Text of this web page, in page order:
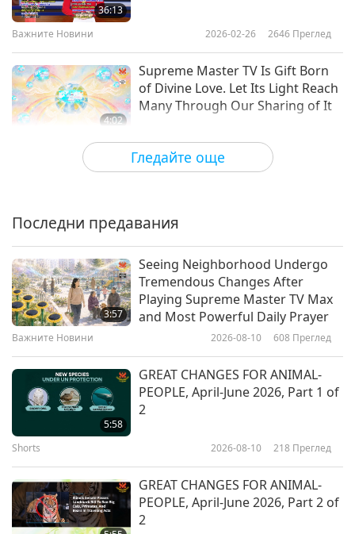
Гледайте още
36:13
Важните Новини 2026-02-26 2646 Преглед
4:02
Supreme Master TV Is Gift Born
of Divine Love. Let Its Light Reach
Many Through Our Sharing of It
Важните Новини 2026-02-25 3258
36:33
Humans Must Do Their Part and
Become Vegan, or Else the Planet
Will Not Be Fit to Live on Soon
Важните Новини
Важните Новини
Последни предавания
3:57
Seeing Neighborhood Undergo
Tremendous Changes After
Playing Supreme Master TV Max
and Most Powerful Daily Prayer
Важните Новини 2026-08-10 608 Преглед
5:58
GREAT CHANGES FOR ANIMAL-
PEOPLE, April-June 2026, Part 1 of
2
Shorts 2026-08-10 218 Преглед
GREAT CHANGES FOR ANIMAL-
PEOPLE, April-June 2026, Part 2 of
2